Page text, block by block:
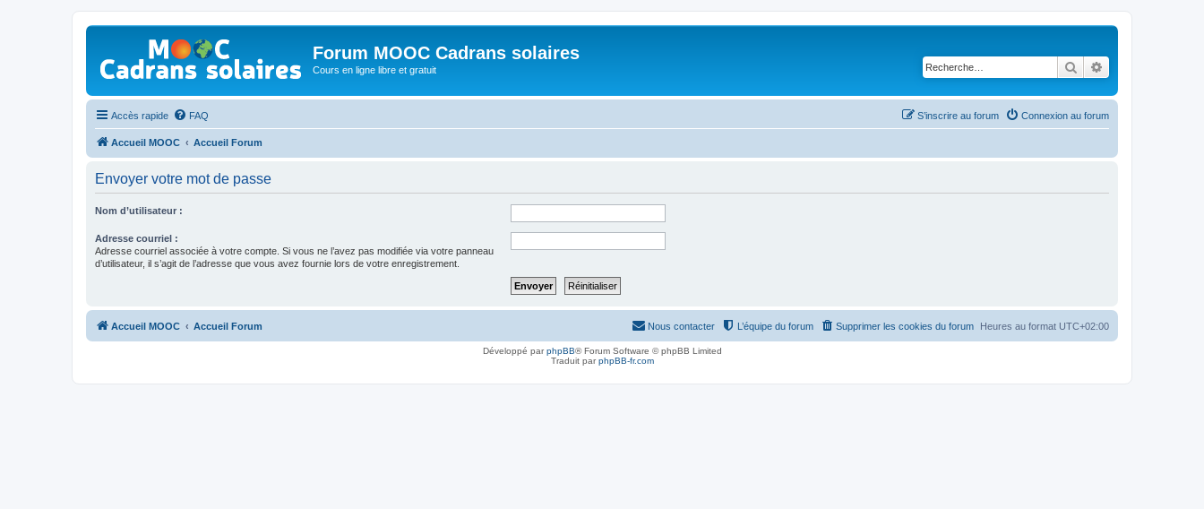
Forum MOOC Cadrans solaires
Cours en ligne libre et gratuit Rechercher
Accès rapide FAQ Connexion au forum
S’inscrire au forum
Accueil MOOC Accueil Forum
Envoyer votre mot de passe
Nom d’utilisateur :
Adresse courriel :
Adresse courriel associée à votre compte. Si vous ne l’avez pas modifiée via votre panneau
d’utilisateur, il s’agit de l’adresse que vous avez fournie lors de votre enregistrement.
Accueil MOOC Accueil Forum Heures au format UTC+02:00
Supprimer les cookies du forum
L’équipe du forum
Nous contacter
Développé parphpBB® Forum Software © phpBB Limited
Traduit parphpBB-fr.com